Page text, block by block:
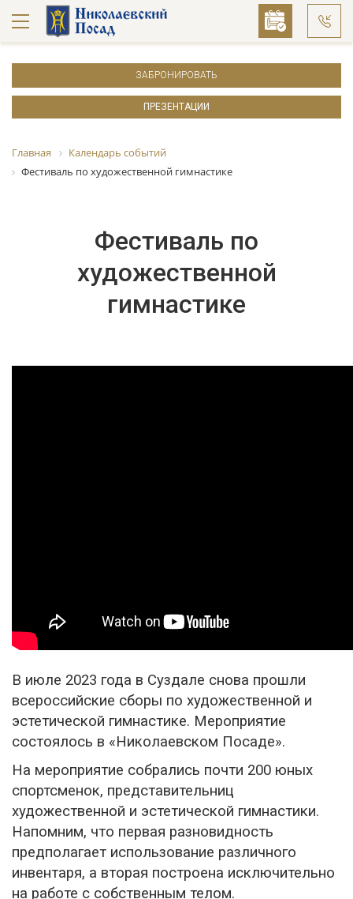
ЗАБРОНИРОВАТЬ
ПРЕЗЕНТАЦИИ
Главная
Календарь событий
Фестиваль по художественной гимнастике
Фестиваль по
художественной
гимнастике
В июле 2023 года в Суздале снова прошли
всероссийские сборы по художественной и
эстетической гимнастике. Мероприятие
состоялось в «Николаевском Посаде».
На мероприятие собрались почти 200 юных
спортсменок, представительниц
художественной и эстетической гимнастики.
Напомним, что первая разновидность
предполагает использование различного
инвентаря, а вторая построена исключительно
на работе с собственным телом.